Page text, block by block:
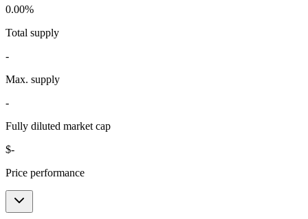
0.00%
Total supply
-
Max. supply
-
Fully diluted market cap
$-
Price performance